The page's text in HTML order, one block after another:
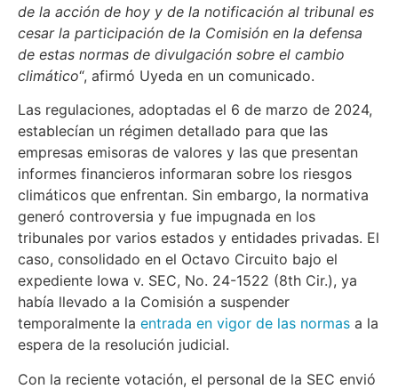
de la acción de hoy y de la notificación al tribunal es
cesar la participación de la Comisión en la defensa
de estas normas de divulgación sobre el cambio
climático“, afirmó Uyeda en un comunicado.
Las regulaciones, adoptadas el 6 de marzo de 2024,
establecían un régimen detallado para que las
empresas emisoras de valores y las que presentan
informes financieros informaran sobre los riesgos
climáticos que enfrentan. Sin embargo, la normativa
generó controversia y fue impugnada en los
tribunales por varios estados y entidades privadas. El
caso, consolidado en el Octavo Circuito bajo el
expediente Iowa v. SEC, No. 24-1522 (8th Cir.), ya
había llevado a la Comisión a suspender
temporalmente la entrada en vigor de las normas a la
espera de la resolución judicial.
Con la reciente votación, el personal de la SEC envió